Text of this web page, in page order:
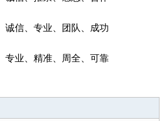
诚信、专业、团队、成功
专业、精准、周全、可靠